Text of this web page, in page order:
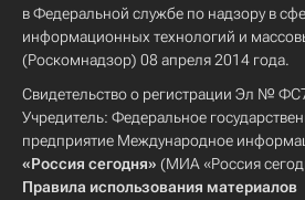
в Федеральной службе по надзору в
информационных технологий и
(Роскомнадзор) 08 апреля 2014 года.
Свидетельство о регистрации Эл №
Учредитель: Федеральное
предприятие Международное
«Россия сегодня» (МИА «Россия
Правила использования материалов